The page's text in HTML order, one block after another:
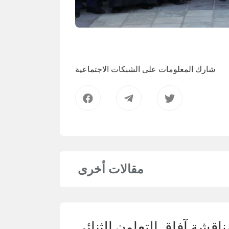
شارك المعلومات على الشبكات الاجتماعية
مقالات أخرى